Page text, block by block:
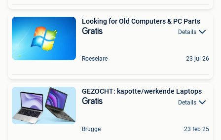
Looking for Old Computers & PC Parts
Gratis Details
Roeselare 23 jul 26
GEZOCHT: kapotte/werkende Laptops
Gratis Details
Brugge 23 feb 25